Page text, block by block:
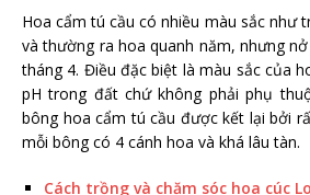
Hoa cẩm tú cầu có nhiều màu sắc như
và thường ra hoa quanh năm, nhưng
tháng 4. Điều đặc biệt là màu sắc của
pH trong đất chứ không phải phụ
bông hoa cẩm tú cầu được kết lại bởi
mỗi bông có 4 cánh hoa và khá lâu tàn.
Cách trồng và chăm sóc hoa cúc